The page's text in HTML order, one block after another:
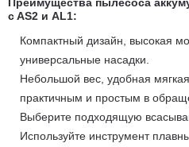
c AS2 и AL1:
Компактный дизайн, высокая
универсальные насадки.
Небольшой вес, удобная
практичным и простым в
Выберите подходящую
Используйте инструмент